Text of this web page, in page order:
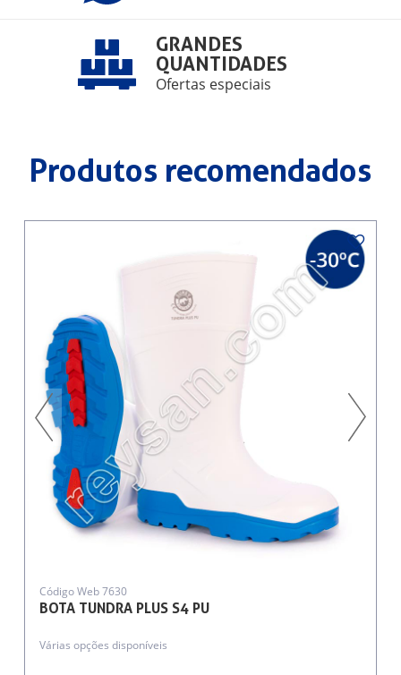
GRANDES
QUANTIDADES
Ofertas especiais
Produtos recomendados
BOTA TUNDRA PLUS S4 PU
Código Web 7630
Várias opções disponíveis